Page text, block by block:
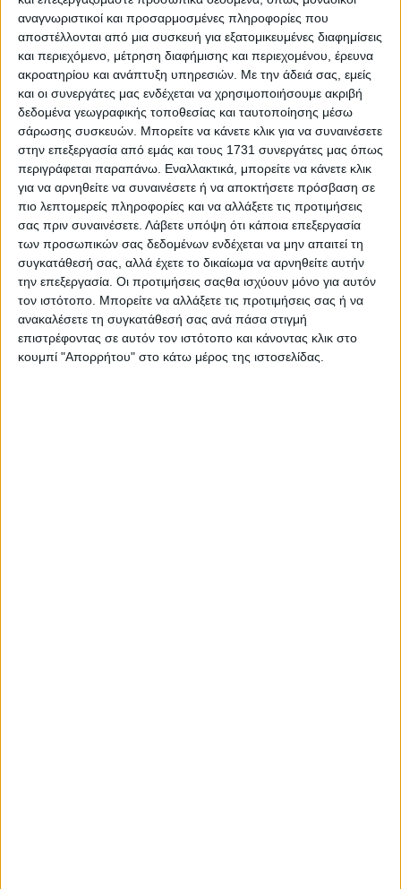
αναγνωριστικοί και προσαρμοσμένες πληροφορίες που
αποστέλλονται από μια συσκευή για εξατομικευμένες διαφημίσεις
και περιεχόμενο, μέτρηση διαφήμισης και περιεχομένου, έρευνα
ακροατηρίου και ανάπτυξη υπηρεσιών. Με την άδειά σας, εμείς
και οι συνεργάτες μας ενδέχεται να χρησιμοποιήσουμε ακριβή
δεδομένα γεωγραφικής τοποθεσίας και ταυτοποίησης μέσω
σάρωσης συσκευών. Μπορείτε να κάνετε κλικ για να συναινέσετε
στην επεξεργασία από εμάς και τους 1731 συνεργάτες μας όπως
περιγράφεται παραπάνω. Εναλλακτικά, μπορείτε να κάνετε κλικ
για να αρνηθείτε να συναινέσετε ή να αποκτήσετε πρόσβαση σε
πιο λεπτομερείς πληροφορίες και να αλλάξετε τις προτιμήσεις
σας πριν συναινέσετε. Λάβετε υπόψη ότι κάποια επεξεργασία
των προσωπικών σας δεδομένων ενδέχεται να μην απαιτεί τη
συγκατάθεσή σας, αλλά έχετε το δικαίωμα να αρνηθείτε αυτήν
την επεξεργασία. Οι προτιμήσεις σαςθα ισχύουν μόνο για αυτόν
τον ιστότοπο. Μπορείτε να αλλάξετε τις προτιμήσεις σας ή να
ανακαλέσετε τη συγκατάθεσή σας ανά πάσα στιγμή
επιστρέφοντας σε αυτόν τον ιστότοπο και κάνοντας κλικ στο
κουμπί "Απορρήτου" στο κάτω μέρος της ιστοσελίδας.
Αυτές οι εξελίξεις οδήγησαν σε βελτίωση 10% στον
συντελεστή οπισθέλκουσας (Cx), επιτυγχάνοντας
μια κορυφαία τιμή στην κατηγορία, μικρότερη από
0,29 και αυτό κάνει το Compass το πιο
αεροδυναμικά αποδοτικό Jeep που κυκλοφόρησε
ποτέ στην ευρωπαϊκή αγορά.
Το Compass σχεδιάστηκε με επίκεντρο την
ηλεκτροκίνηση. Δίνοντας προτεραιότητα στην
αεροδυναμική απόδοση στην έκδοση BEV, για
αυτονομία έως και 650 χλμ., η Jeep επέκτεινε τα
οφέλη σε όλη τη γκάμα. Αυτό περιλαμβάνει
υβριδικές και υβριδικές εκδόσεις plug-in, οι οποίες
απολαμβάνουν όλες τις εξελίξεις στην
αεροδυναμική. Οι αεροδυναμικές βελτιώσεις